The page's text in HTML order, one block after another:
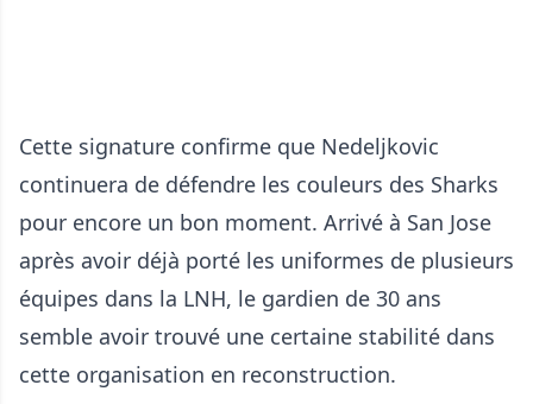
Cette signature confirme que Nedeljkovic
continuera de défendre les couleurs des Sharks
pour encore un bon moment. Arrivé à San Jose
après avoir déjà porté les uniformes de plusieurs
équipes dans la LNH, le gardien de 30 ans
semble avoir trouvé une certaine stabilité dans
cette organisation en reconstruction.